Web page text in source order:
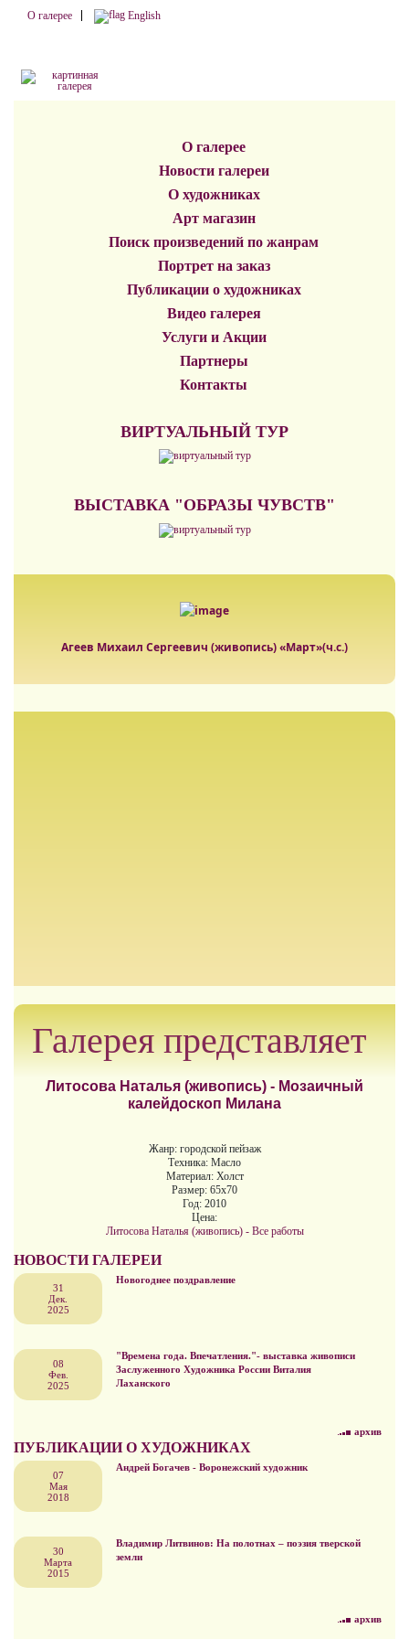
О галерее English
О галерее
Новости галереи
О художниках
Арт магазин
Поиск произведений по жанрам
Портрет на заказ
Публикации о художниках
Видео галерея
Услуги и Акции
Партнеры
Контакты
ВИРТУАЛЬНЫЙ ТУР
ВЫСТАВКА "ОБРАЗЫ ЧУВСТВ"
Агеев Михаил Сергеевич (живопись) «Март»(ч.с.)
Галерея представляет
Литосова Наталья (живопись) - Мозаичный
калейдоскоп Милана
Жанр: городской пейзаж
Техника: Масло
Материал: Холст
Размер: 65х70
Год: 2010
Цена:
Литосова Наталья (живопись) - Все работы
НОВОСТИ ГАЛЕРЕИ
31
Дек.
2025
Новогоднее поздравление
08
Фев.
2025
"Времена года. Впечатления."- выставка живописи
Заслуженного Художника России Виталия
Лаханского
архив
ПУБЛИКАЦИИ О ХУДОЖНИКАХ
07
Мая
2018
Андрей Богачев - Воронежский художник
30
Марта
2015
Владимир Литвинов: На полотнах – поэзия тверской
земли
архив